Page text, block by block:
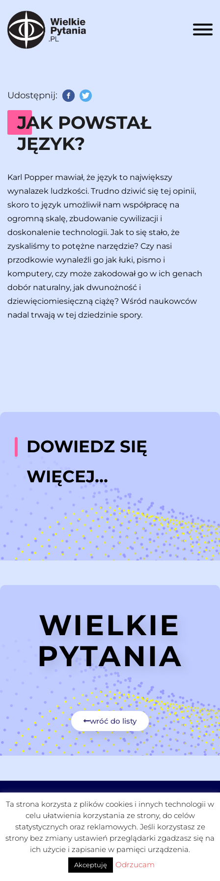
Udostępnij: Facebook
Twitter
JAK POWSTAŁ
JĘZYK?
Karl Popper mawiał, że język to największy
wynalazek ludzkości. Trudno dziwić się tej opinii,
skoro to język umożliwił nam współpracę na
ogromną skalę, zbudowanie cywilizacji i
doskonalenie technologii. Jak to się stało, że
zyskaliśmy to potężne narzędzie? Czy nasi
przodkowie wynaleźli go jak łuki, pismo i
komputery, czy może zakodował go w ich genach
dobór naturalny, jak dwunożność i
dziewięciomiesięczną ciążę? Wśród naukowców
nadal trwają w tej dziedzinie spory.
DOWIEDZ SIĘ
WIĘCEJ...
WIELKIE
PYTANIA
wróć do listy
CZYTELNIA FUNDACJA PROJEKTY KONTAKT
PROJEKT I WDROŻENIE: ReasonApps
Ta strona korzysta z plików cookies i innych technologii w
celu ułatwienia korzystania ze strony, do celów
statystycznych oraz reklamowych. Jeśli korzystasz ze
strony bez zmiany ustawień przeglądarki zgadzasz się na
ich użycie i zapisanie w pamięci urządzenia.
Akceptuję Odrzucam